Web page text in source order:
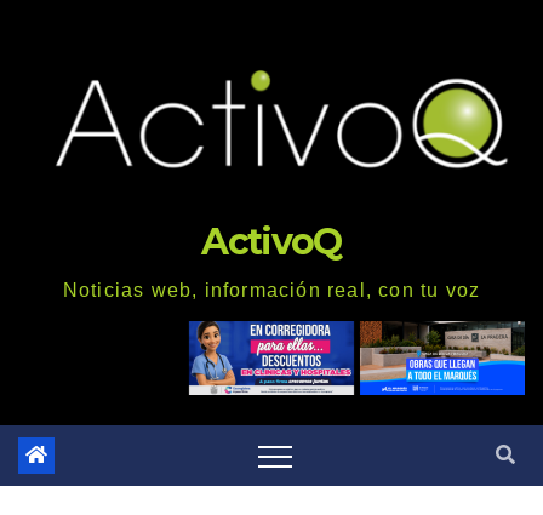
ActivoQ
Noticias web, información real, con tu voz